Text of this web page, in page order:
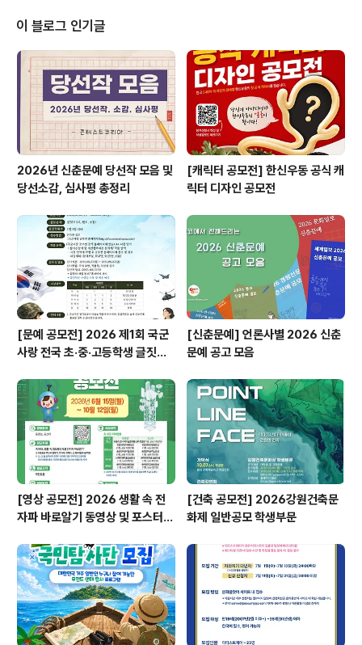
07.01 ~ 2024.09.30. ◎ 이메일 접수- cutty311@air
port.co.kr 로 제출- 제출항목:1. 테마1, 테마2 작품 각 1
점씩 총 2점2. 항공권 인증샷(모바일은 캡쳐본 가능)3. 출
품자의 성명, 연락처, 주소 별도 작성 (입상안내 및 상품전
달 목적) ◎ 출품규격JPG..
이 블로그 인기글
2026년 신춘문예 당선작 모음 및
당선소감, 심사평 총정리
[캐릭터 공모전] 한신우동 공식 캐
릭터 디자인 공모전
[문예 공모전] 2026 제1회 국군
사랑 전국 초·중·고등학생 글짓기
[신춘문예] 언론사별 2026 신춘
문예 공고 모음
[영상 공모전] 2026 생활 속 전
자파 바로알기 동영상 및 포스터
[건축 공모전] 2026강원건축문
화제 일반공모 학생부문